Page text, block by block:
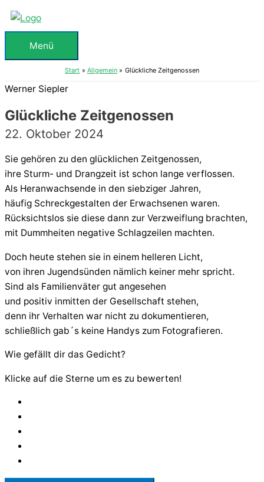
Zum
Inhalt
springenMenü
Menü
Start Allgemein Glückliche Zeitgenossen
Werner Siepler
Glückliche Zeitgenossen
22. Oktober 2024
Sie gehören zu den glücklichen Zeitgenossen,
ihre Sturm- und Drangzeit ist schon lange verflossen.
Als Heranwachsende in den siebziger Jahren,
häufig Schreckgestalten der Erwachsenen waren.
Rücksichtslos sie diese dann zur Verzweiflung brachten,
mit Dummheiten negative Schlagzeilen machten.
Doch heute stehen sie in einem helleren Licht,
von ihren Jugendsünden nämlich keiner mehr spricht.
Sind als Familienväter gut angesehen
und positiv inmitten der Gesellschaft stehen,
denn ihr Verhalten war nicht zu dokumentieren,
schließlich gab´s keine Handys zum Fotografieren.
Wie gefällt dir das Gedicht?
Klicke auf die Sterne um es zu bewerten!